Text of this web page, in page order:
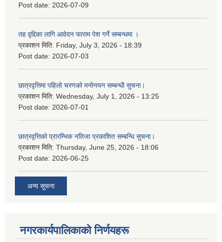
Post date: 2026-07-09
तह वृद्दिका लागि आवेदन फाराम पेश गर्ने सम्बन्धमा ।
प्रकाशन मिति: Friday, July 3, 2026 - 18:39
Post date: 2026-07-03
छात्रवृत्तिमा पहिलो चरणको मनोनयन सम्बन्धी सुचना।
प्रकाशन मिति: Wednesday, July 1, 2026 - 13:25
Post date: 2026-07-01
छात्रवृत्तिको प्रारम्भिक नतिजा प्रकाशित सम्बन्धि सुचना।
प्रकाशन मिति: Thursday, June 25, 2026 - 18:06
Post date: 2026-06-25
अन्य सूचना
नगरकार्यपालिकाकाे निर्णयहरू